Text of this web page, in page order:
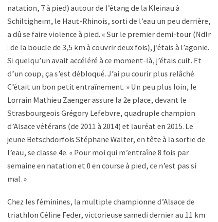
natation, 7 à pied) autour de l’étang de la Kleinau à
Schiltigheim, le Haut-Rhinois, sorti de l’eau un peu derrière,
a dû se faire violence à pied. « Sur le premier demi-tour (Ndlr
: de la boucle de 3,5 km à couvrir deux fois), j’étais à l’agonie.
Si quelqu’un avait accéléré à ce moment-là, j’étais cuit. Et
d’un coup, ça s’est débloqué. J’ai pu courir plus relâché.
C’était un bon petit entraînement. » Un peu plus loin, le
Lorrain Mathieu Zaenger assure la 2e place, devant le
Strasbourgeois Grégory Lefebvre, quadruple champion
d’Alsace vétérans (de 2011 à 2014) et lauréat en 2015. Le
jeune Betschdorfois Stéphane Walter, en tête à la sortie de
l’eau, se classe 4e. « Pour moi qui m’entraîne 8 fois par
semaine en natation et 0 en course à pied, ce n’est pas si
mal. »
Chez les féminines, la multiple championne d’Alsace de
triathlon Céline Feder, victorieuse samedi dernier au 11 km